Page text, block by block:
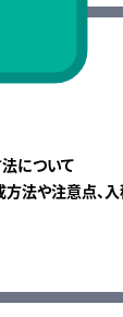
について
法や注意点、